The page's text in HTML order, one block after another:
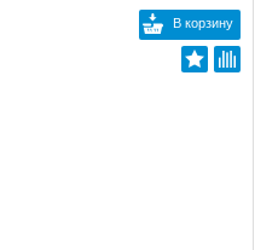
В корзину